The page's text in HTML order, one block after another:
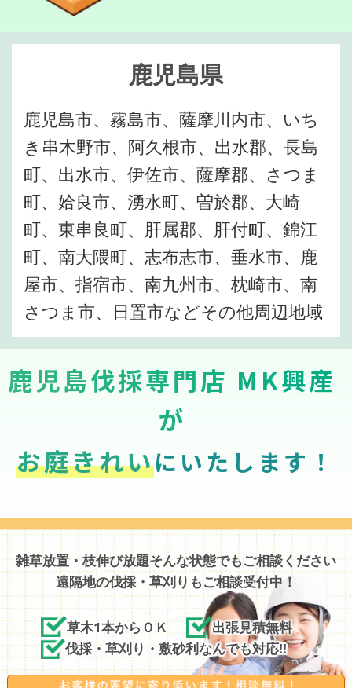
鹿児島県
鹿児島市、霧島市、薩摩川内市、いち
き串木野市、阿久根市、出水郡、長島
町、出水市、伊佐市、薩摩郡、さつま
町、姶良市、湧水町、曽於郡、大崎
町、東串良町、肝属郡、肝付町、錦江
町、南大隈町、志布志市、垂水市、鹿
屋市、指宿市、南九州市、枕崎市、南
さつま市、日置市などその他周辺地域
鹿児島伐採専門店 MK興産
が
お庭きれいにいたします！
雑草放置・枝伸び放題そんな状態でもご相談ください
遠隔地の伐採・草刈りもご相談受付中！
草木1本からＯＫ
出張見積無料
伐採・草刈り・敷砂利なんでも対応!!